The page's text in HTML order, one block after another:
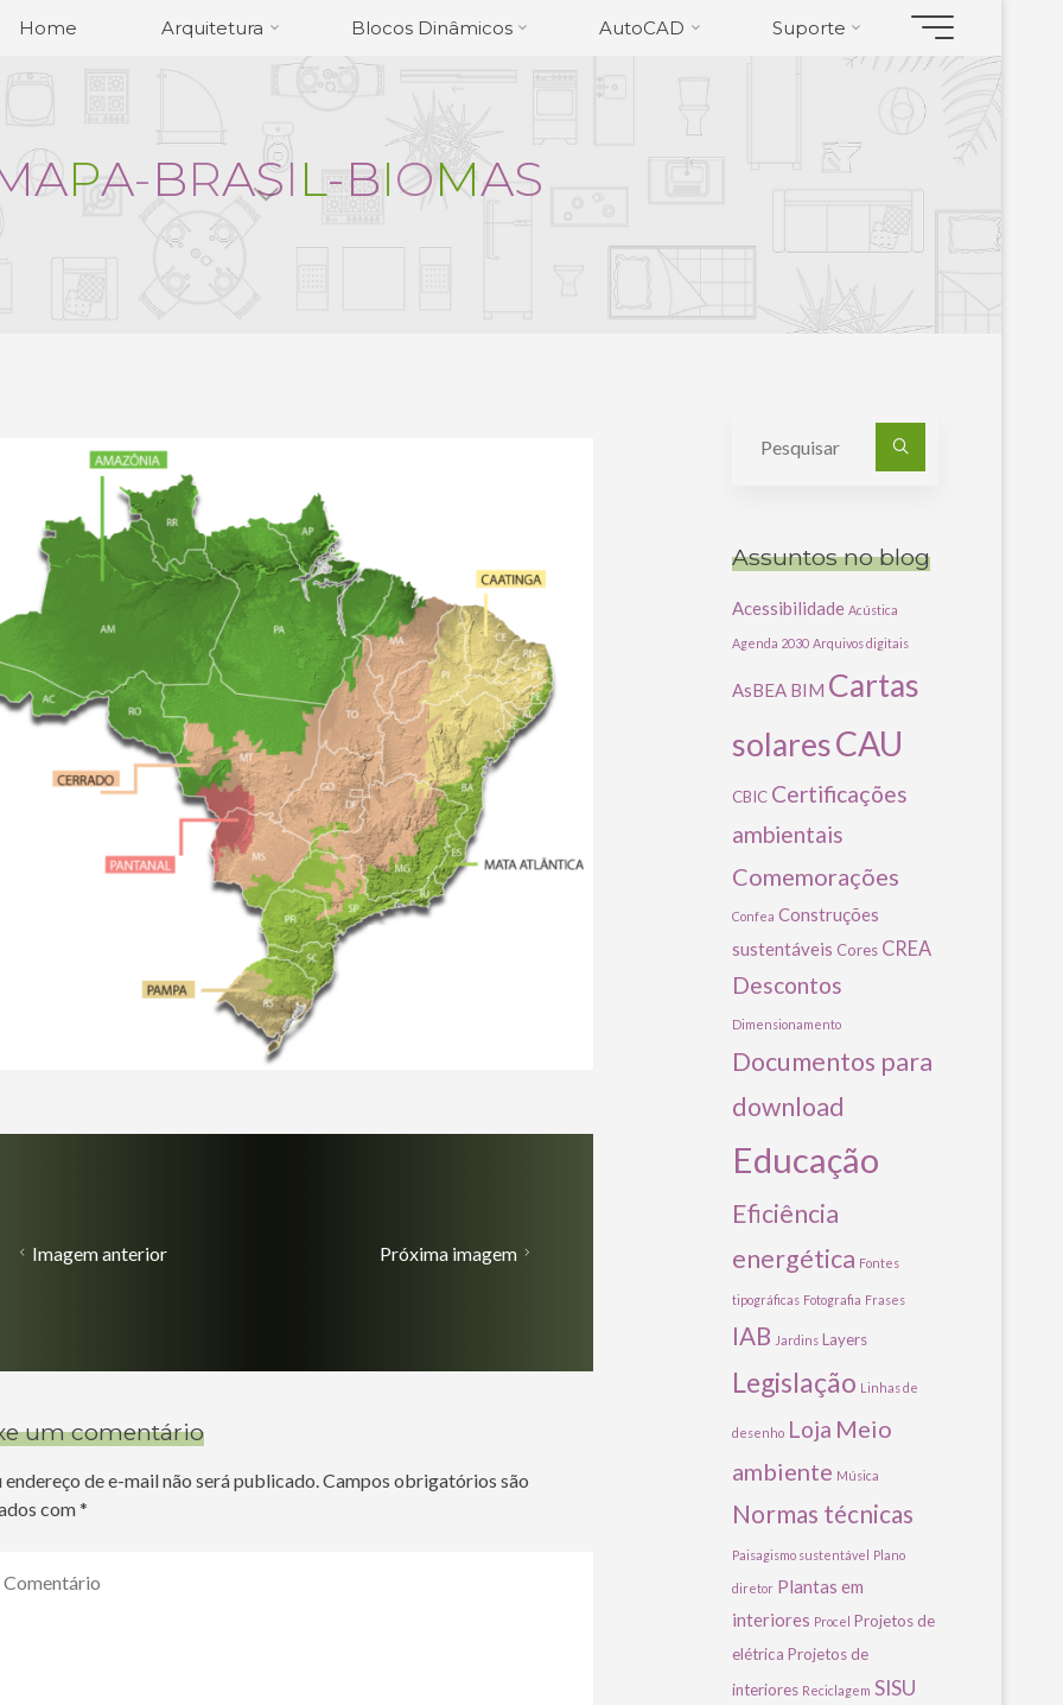
Home Arquitetura Blocos Dinâmicos AutoCAD Suporte
APA-BRASI L-BIOMAS
Imagem anterior Próxima imagem
um comentário
endereço de e-mail não será publicado. Campos obrigatórios são
com*
Assuntos no blog
Acessibilidade Acústica
Agenda 2030 Arquivos digitais
AsBEA BIM Cartas
solaresCAU
CBIC Certificações
ambientais
Comemorações
Confea Construções
sustentáveis Cores CREA
Descontos
Dimensionamento
Documentos para
download
Educação
Eficiência
energética Fontes
tipográficas Fotografia Frases
IAB Jardins Layers
Legislação Linhas de
desenho Loja Meio
ambiente Música
Normas técnicas
Paisagismo sustentável Plano
diretor Plantas em
interiores Procel Projetos de
elétrica Projetos de
interiores Reciclagem SISU